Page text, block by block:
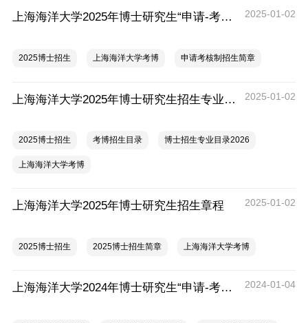
上海海洋大学2025年博士研究生“申请-考核”制招生办法 2025-01-02
2025博士招生 上海海洋大学考博 申请考核制招生简章
上海海洋大学2025年博士研究生招生专业目录 2025-01-02
2025博士招生 考博招生目录 博士招生专业目录2026
上海海洋大学考博
上海海洋大学2025年博士研究生招生章程 2025-01-02
2025博士招生 2025博士招生简章 上海海洋大学考博
上海海洋大学2024年博士研究生“申请-考核”制招生办法 2024-01-04